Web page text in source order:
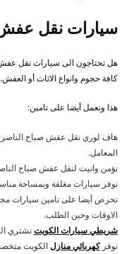
سيارات نقل
هل تحتاجون الى سيارات نقل عفش
كافة حجوم وانواع الاثاث أو العفش.
هذا ونعمل أيضا على تامين:
هاف لوري نقل عفش صباح الناصر
المعامل.
نؤمن وانيت لنقل عفش صباح
نوفر سيارات مغلقة وبمساحة
نحرص أيضا على تامين سيارات
الاوقات وحين الطلب.
شريطي سيارات الكويتنشتري
نوفركهربائي منازلالكويت